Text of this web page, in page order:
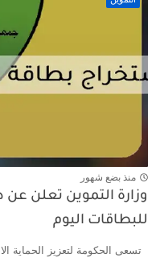
منذ بضع شهور
للبطاقات اليوم
تسعى الحكومة لتعزيز الحماية